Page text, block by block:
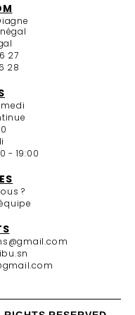
27
28
- 19:00
?